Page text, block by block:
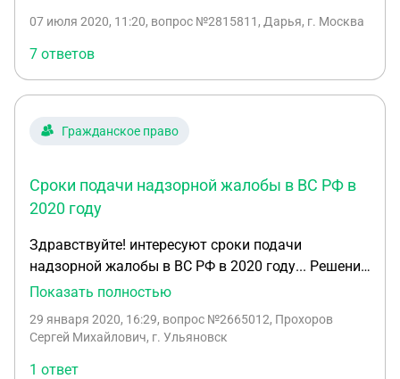
суд рассматривать необоснованное обогащение,
если в суде 1 инстанции данное требование не
было заявлено. В приложении решение суда 1
инстанции и аппеляционное определение.
07 июля 2020, 11:20, вопрос №2815811, Дарья, г. Москва
7 ответов
Гражданское право
Сроки подачи надзорной жалобы в ВС РФ в
2020 году
Здравствуйте! интересуют сроки подачи
надзорной жалобы в ВС РФ в 2020 году... Решение
суда по гражданскому делу вступило в силу 9
решение суда без изменения, 6 кассационный суд
кассационную жалобу на решение суда так же без
Показать полностью
29 января 2020, 16:29, вопрос №2665012, Прохоров
Сергей Михайлович, г. Ульяновск
1 ответ